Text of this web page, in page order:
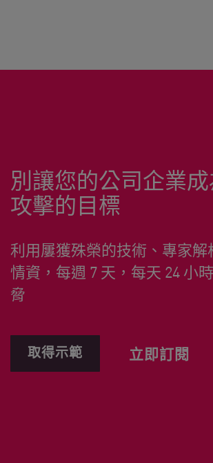
別讓您的公司企業
攻擊的目標
利用屢獲殊榮的技術、專家解
情資，每週 7 天，每天 24 小
脅
取得示範 立即訂閱